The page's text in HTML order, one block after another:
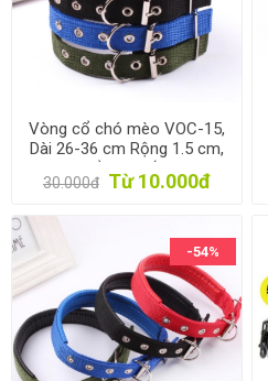
Vòng cổ chó mèo VOC-15,
Dài 26-36 cm Rộng 1.5 cm,
Dây cổ có chốt khóa
30.000đ Từ 10.000đ
-54%